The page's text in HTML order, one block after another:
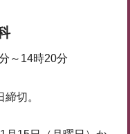
～14時20分
切。